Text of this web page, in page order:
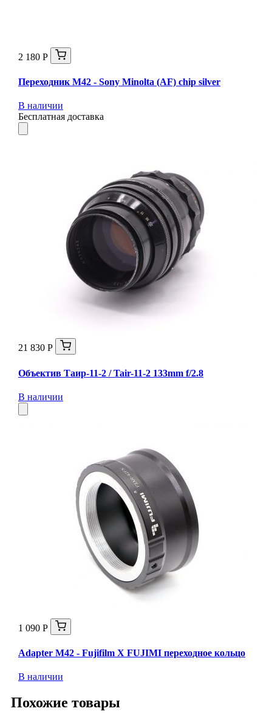
2 180 Р
Переходник M42 - Sony Minolta (AF) chip silver
В наличии
Бесплатная доставка
21 830 Р
Объектив Таир-11-2 / Tair-11-2 133mm f/2.8
В наличии
1 090 Р
Adapter M42 - Fujifilm X FUJIMI переходное кольцо
В наличии
Похожие товары